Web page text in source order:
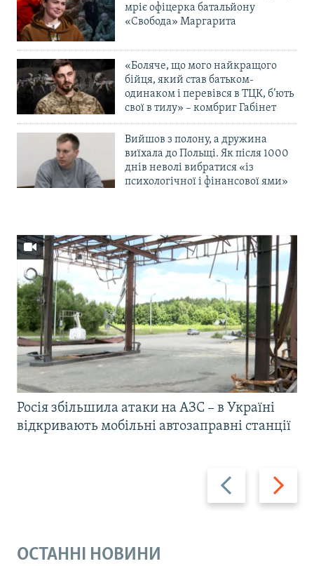
мріє офіцерка батальйону
«Свобода» Маргарита
«Боляче, що мого найкращого
бійця, який став батьком-
одинаком і перевівся в ТЦК, б’ють
свої в тилу» – комбриг Габінет
Вийшов з полону, а дружина
виїхала до Польщі. Як після 1000
днів неволі вибратися «із
психологічної і фінансової ями»
Назад Вперед
Росія збільшила атаки на АЗС – в Україні
відкривають мобільні автозаправні станції
ОСТАННІ НОВИНИ